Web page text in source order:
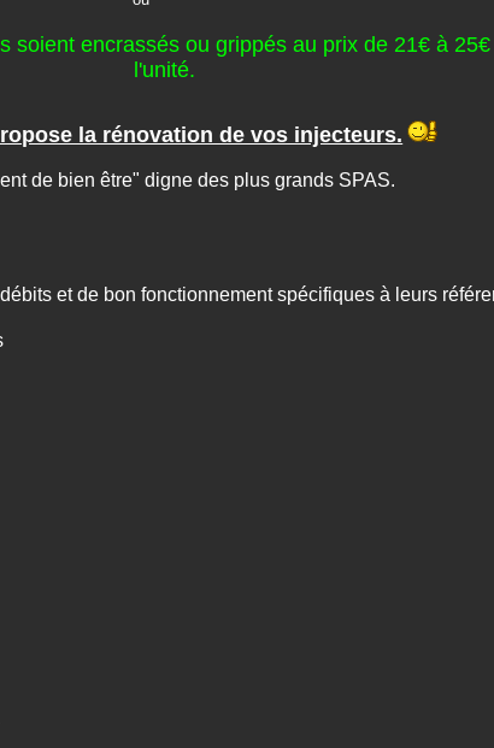
soient encrassés ou grippés au prix de 21€ à
l'unité.
la rénovation de vos injecteurs.
de bien être" digne des plus grands SPAS.
et de bon fonctionnement spécifiques à leurs